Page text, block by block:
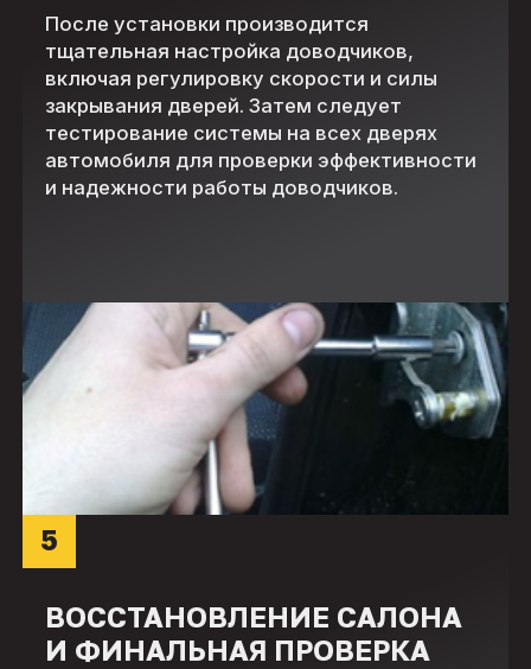
После установки производится
тщательная настройка доводчиков,
включая регулировку скорости и силы
закрывания дверей. Затем следует
тестирование системы на всех дверях
автомобиля для проверки эффективности
и надежности работы доводчиков.
ВОССТАНОВЛЕНИЕ САЛОНА
И ФИНАЛЬНАЯ ПРОВЕРКА
5